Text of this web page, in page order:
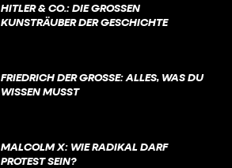
HITLER & CO.: DIE GROSSEN K
UNSTRÄUBER DER GESCHICHTE
FRIEDRICH DER GROSSE: ALLES, WAS DU W
ISSEN MUSST
MALCOLM X: WIE RADIKAL DARF
PROTEST SEIN?